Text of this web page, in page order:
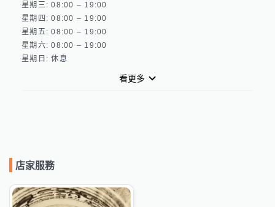
星期三: 08:00 – 19:00
星期四: 08:00 – 19:00
星期五: 08:00 – 19:00
星期六: 08:00 – 19:00
看更多
店家服務